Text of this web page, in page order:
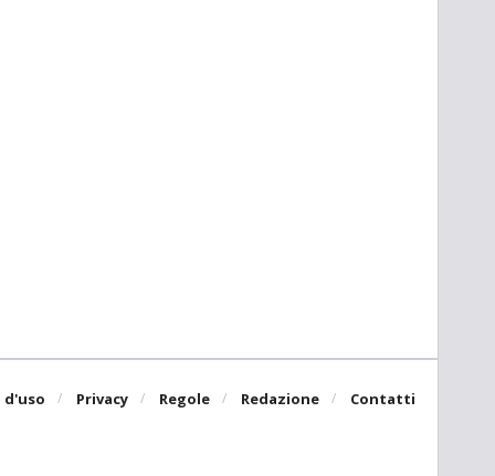
d'uso Privacy Regole Redazione Contatti